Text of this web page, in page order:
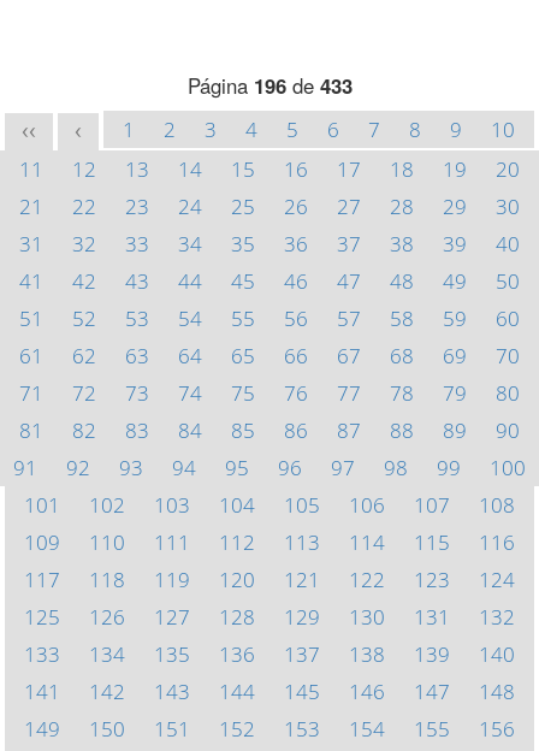
Página 196de 433
<< < 1 2 3 4 5 6 7 8 9
10
11
12 13 14 15 16 17 18 19
20
21
22 23 24 25 26 27 28 29
30
31
32 33 34 35 36 37 38 39
40
41
42 43 44 45 46 47 48 49
50
51
52 53 54 55 56 57 58 59
60
61
62 63 64 65 66 67 68 69
70
71
72 73 74 75 76 77 78 79
80
81
82 83 84 85 86 87 88 89
90
91
92 93 94 95 96 97 98 99
100
101
102 103 104 105 106 107
108
109
110 111 112 113 114 115
116
117
118 119 120 121 122 123
124
125
126 127 128 129 130 131
132
133
134 135 136 137 138 139
140
141
142 143 144 145 146 147
148
149
150 151 152 153 154 155
156